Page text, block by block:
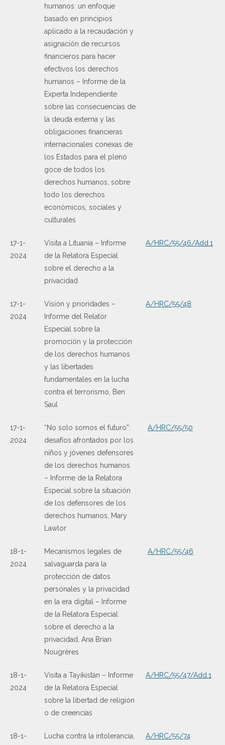
humanos: un enfoque
basado en principios
aplicado a la recaudación y
asignación de recursos
financieros para hacer
efectivos los derechos
humanos – Informe de la
Experta Independiente
sobre las consecuencias de
la deuda externa y las
obligaciones financieras
internacionales conexas de
los Estados para el pleno
goce de todos los
derechos humanos, sobre
todo los derechos
económicos, sociales y
culturales
17-1-
2024
Visita a Lituania – Informe
de la Relatora Especial
sobre el derecho a la
privacidad
A/HRC/55/46/Add.1
17-1-
2024
Visión y prioridades –
Informe del Relator
Especial sobre la
promoción y la protección
de los derechos humanos
y las libertades
fundamentales en la lucha
contra el terrorismo, Ben
Saul
A/HRC/55/48
17-1-
2024
“No solo somos el futuro”:
desafíos afrontados por los
niños y jóvenes defensores
de los derechos humanos
– Informe de la Relatora
Especial sobre la situación
de los defensores de los
derechos humanos, Mary
Lawlor
A/HRC/55/50
18-1-
2024
Mecanismos legales de
salvaguarda para la
protección de datos
personales y la privacidad
en la era digital – Informe
de la Relatora Especial
sobre el derecho a la
privacidad, Ana Brian
Nougrères
A/HRC/55/46
18-1-
2024
Visita a Tayikistán – Informe
de la Relatora Especial
sobre la libertad de religión
o de creencias
A/HRC/55/47/Add.1
18-1-
Lucha contra la intolerancia,
A/HRC/55/74